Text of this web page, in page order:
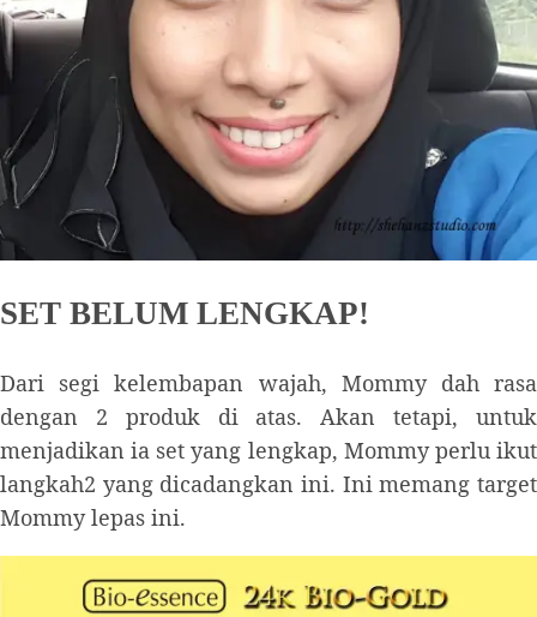
SET BELUM LENGKAP!
Dari segi kelembapan wajah, Mommy dah rasa
dengan 2 produk di atas. Akan tetapi, untuk
menjadikan ia set yang lengkap, Mommy perlu ikut
langkah2 yang dicadangkan ini. Ini memang target
Mommy lepas ini.